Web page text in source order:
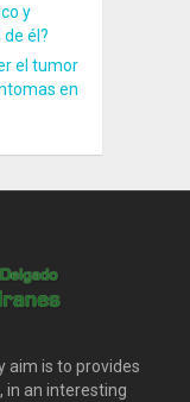
y
él?
el tumor
en
aim is to provides
in an interesting